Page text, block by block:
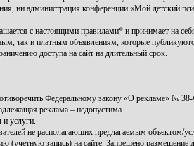
ни администрация конференции «Мой детский
с настоящими правилами* и принимает на
так и платным объявлениям, которые
доступа на сайт на длительный срок.
Федеральному закону «О рекламе» № 38-
реклама – недопустима.
услуги.
не располагающих предлагаемым объектом/
(учетную запись) на сайте. Запрещено